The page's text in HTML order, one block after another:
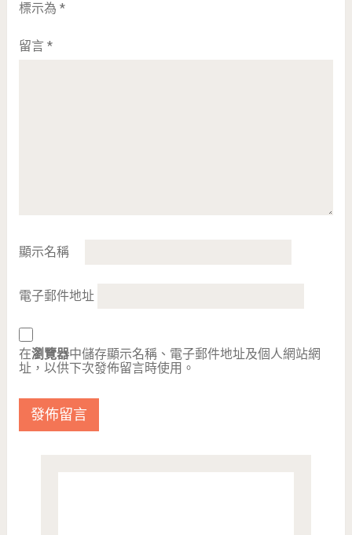
標示為 *
留言 *
顯示名稱
電子郵件地址
在瀏覽器中儲存顯示名稱、電子郵件地址及個人網站網
址，以供下次發佈留言時使用。